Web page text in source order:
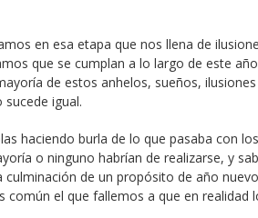
en esa etapa que nos llena de
que se cumplan a lo largo de este
de estos anhelos, sueños,
igual.
haciendo burla de lo que pasaba con
o ninguno habrían de realizarse, y
de un propósito de año
el que fallemos a que en realidad